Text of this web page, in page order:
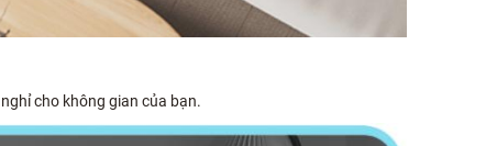
cho không gian của bạn.